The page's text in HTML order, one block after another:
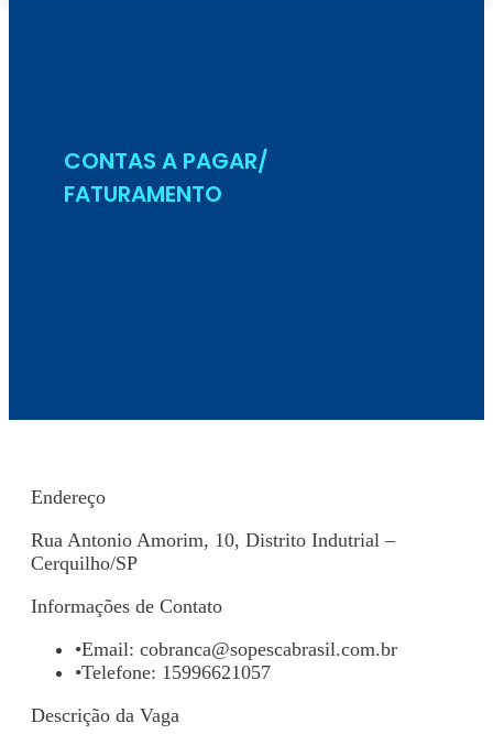
CONTAS A PAGAR/
FATURAMENTO
Endereço
Rua Antonio Amorim, 10, Distrito Indutrial –
Cerquilho/SP
Informações de Contato
•Email: cobranca@sopescabrasil.com.br
•Telefone: 15996621057
Descrição da Vaga